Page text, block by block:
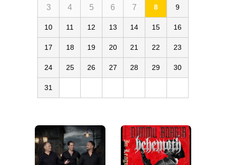
3 4 5 6 7 8 9
10 11 12 13 14 15 16
17 18 19 20 21 22 23
24 25 26 27 28 29 30
31